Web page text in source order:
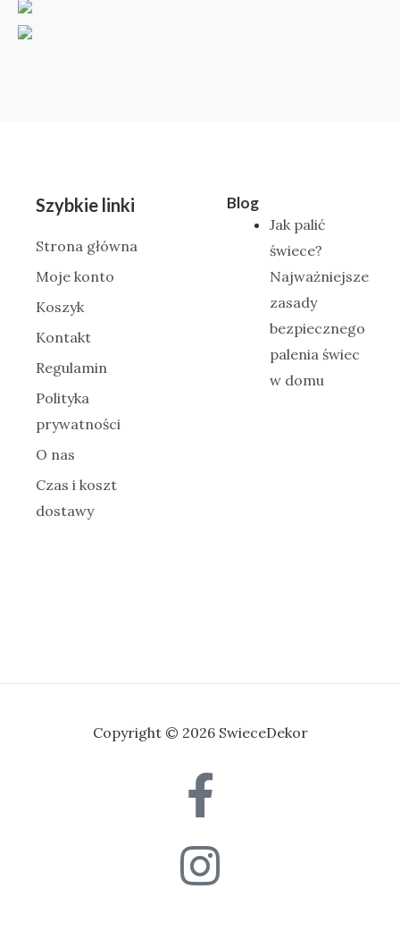
Szybkie linki
Strona główna
Moje konto
Koszyk
Kontakt
Regulamin
Polityka
prywatności
O nas
Czas i koszt
dostawy
Blog
Jak palić
świece?
Najważniejsze
zasady
bezpiecznego
palenia świec
w domu
Copyright © 2026 SwieceDekor